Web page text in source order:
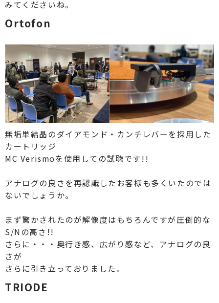
みてくださいね。
Ortofon
無垢単結晶のダイアモンド・カンチレバーを採用した
カートリッジ
MC Verismoを使用しての試聴です!!
アナログの良さを再認識したお客様も多くいたのでは
ないでしょうか。
まず驚かされたのが解像度はもちろんですが圧倒的な
S/Nの高さ!!
さらに・・・奥行き感、広がり感など、アナログの良
さが
さらに引き立っておりました。
TRIODE